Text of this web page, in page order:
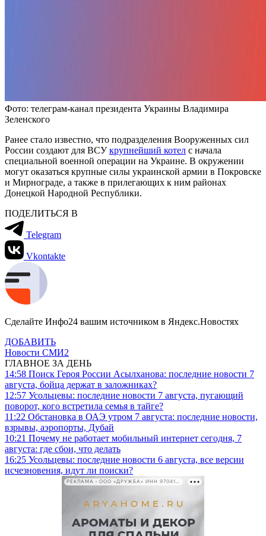
Фото: телеграм-канал президента Украины Владимира
Зеленского
Ранее стало известно, что подразделения Вооруженных сил
России создают для ВСУкрупнейший котел с начала
специальной военной операции на Украине. В окружении
могут оказаться крупные силы украинской армии в Покровске
и Мирнограде, а также в прилегающих к ним районах
Донецкой Народной Республики.
ПОДЕЛИТЬСЯ В
Telegram
Vkontakte
Сделайте Инфо24 вашим источником в Яндекс.Новостях
ДОБАВИТЬ
Новости СМИ2
ГЛАВНОЕ ЗА ДЕНЬ
14:58 Поиск Героя России Асылханова: последние новости 7
августа, бойца держат в заложниках?
12:57 Усольцевы: последние новости 7 августа, пугающий
поворот, кого встретила семья в тайге?
11:22 Обстановка в ОАЭ утром 7 августа: последние новости,
взрывы, аэропорты, Дубай
10:21 Почему не работает мобильный интернет сегодня, 7
августа: где сбои, что делать
16:25 Усольцевы: последние новости 6 августа, все версии
исчезновения, идут ли поиски?
РЕКЛАМА • ООО «ДРУЖБА» ИНН 9704146411